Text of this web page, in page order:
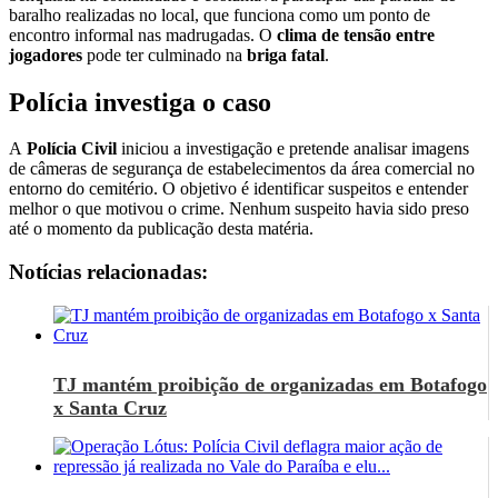
baralho realizadas no local, que funciona como um ponto de
encontro informal nas madrugadas. O clima de tensão entre
jogadores pode ter culminado na briga fatal.
Polícia investiga o caso
A Polícia Civil iniciou a investigação e pretende analisar imagens
de câmeras de segurança de estabelecimentos da área comercial no
entorno do cemitério. O objetivo é identificar suspeitos e entender
melhor o que motivou o crime. Nenhum suspeito havia sido preso
até o momento da publicação desta matéria.
Notícias relacionadas:
TJ mantém proibição de organizadas em Botafogo
x Santa Cruz